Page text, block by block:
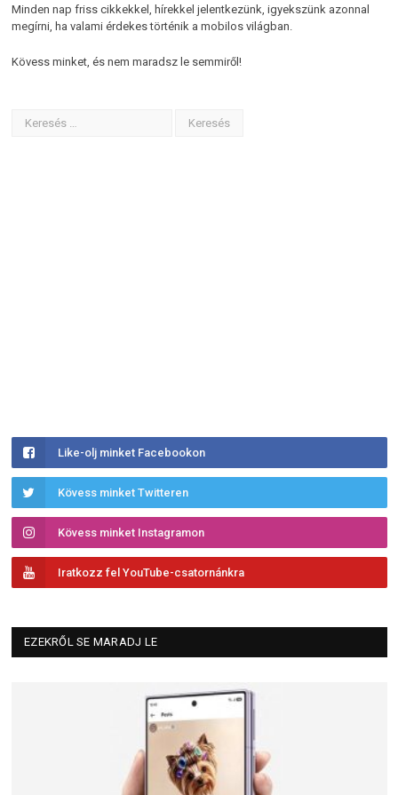
Minden nap friss cikkekkel, hírekkel jelentkezünk, igyekszünk azonnal
megírni, ha valami érdekes történik a mobilos világban.
Kövess minket, és nem maradsz le semmiről!
Like-olj minket Facebookon
Kövess minket Twitteren
Kövess minket Instagramon
Iratkozz fel YouTube-csatornánkra
EZEKRŐL SE MARADJ LE